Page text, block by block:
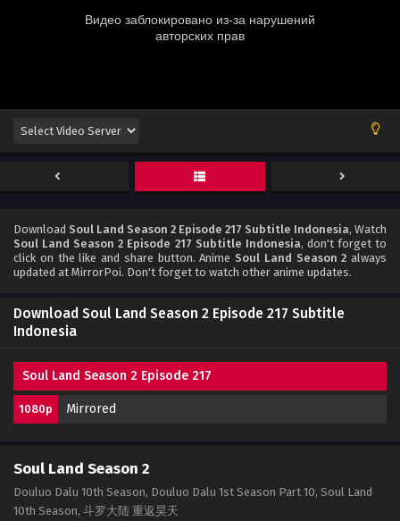
Download Soul Land Season 2 Episode 217 Subtitle Indonesia, Watch
Soul Land Season 2 Episode 217 Subtitle Indonesia, don't forget to
click on the like and share button. Anime Soul Land Season 2 always
updated at MirrorPoi. Don't forget to watch other anime updates.
Download Soul Land Season 2 Episode 217 Subtitle
Indonesia
Soul Land Season 2 Episode 217
1080p Mirrored
Soul Land Season 2
Douluo Dalu 10th Season, Douluo Dalu 1st Season Part 10, Soul Land
10th Season, 斗罗大陆 重返昊天